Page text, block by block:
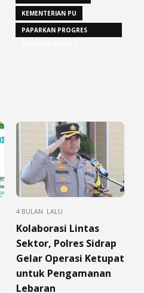
KEMENTERIAN PU
PAPARKAN PROGRES
4 BULAN LALU
Kolaborasi Lintas
Sektor, Polres Sidrap
Gelar Operasi Ketupat
untuk Pengamanan
Lebaran